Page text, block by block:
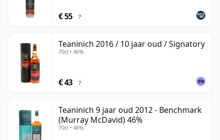
€ 55 ?
Teaninich 2016 / 10 jaar oud / Signatory
70cl • 46%
€ 43 ?
Teaninich 9 jaar oud 2012 - Benchmark
(Murray McDavid) 46%
70cl • 46%